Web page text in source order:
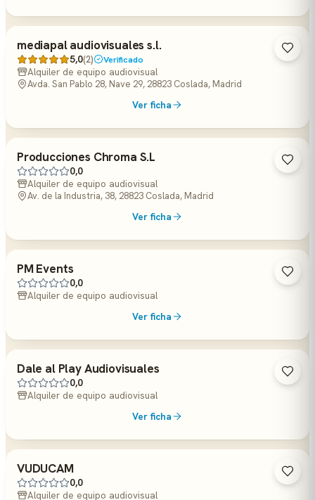
mediapal audiovisuales s.l.
5,0(2) Verificado
Alquiler de equipo audiovisual
Avda. San Pablo 28, Nave 29, 28823 Coslada, Madrid
Ver ficha
Producciones Chroma S.L
0,0
Alquiler de equipo audiovisual
Av. de la Industria, 38, 28823 Coslada, Madrid
Ver ficha
PM Events
0,0
Alquiler de equipo audiovisual
Ver ficha
Dale al Play Audiovisuales
0,0
Alquiler de equipo audiovisual
Ver ficha
VUDUCAM
0,0
Alquiler de equipo audiovisual